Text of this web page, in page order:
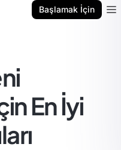
Başlamak İçin
En İyi